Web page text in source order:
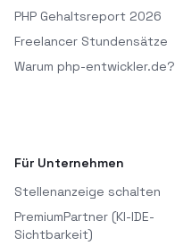
PHP Gehaltsreport 2026
Freelancer Stundensätze
Warum php-entwickler.de?
Für Unternehmen
Stellenanzeige schalten
PremiumPartner (KI-IDE-
Sichtbarkeit)